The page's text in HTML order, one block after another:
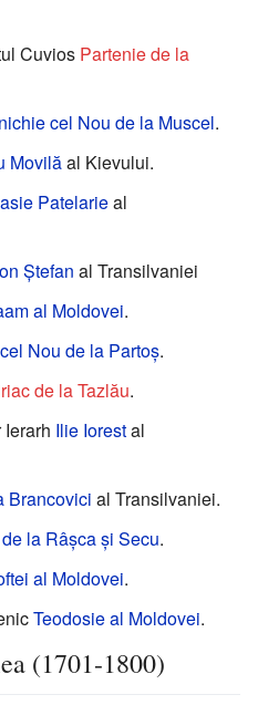
Cuvios Partenie de la
cel Nou de la Muscel.
Movilăal Kievului.
Patelarieal
Ștefan al Transilvaniei
al Moldovei.
Nou de la Partoș.
de la Tazlău.
Ilie Iorestal
Brancovici al Transilvaniei.
la Râșca și Secu.
al Moldovei.
Teodosie al Moldovei.
(1701-1800)